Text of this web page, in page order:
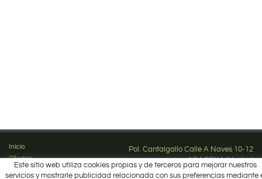
Inicio
Ofertas
Marcas
Pol. Cantalgallo Calle A Naves 10-12
ARACENA (Huelva)
959 12 63 64
Este sitio web utiliza cookies propias y de terceros para mejorar nuestros
servicios y mostrarle publicidad relacionada con sus preferencias mediante